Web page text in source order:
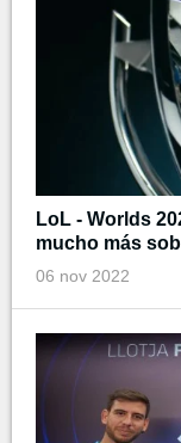
LoL - Worlds
mucho más
06 nov 2022